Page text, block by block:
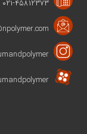
۰۲۱-۴۵۸۱۲۳۷۳